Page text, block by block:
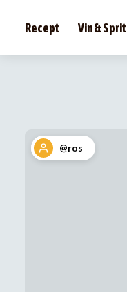
Recept Vin & Sprit
@ros